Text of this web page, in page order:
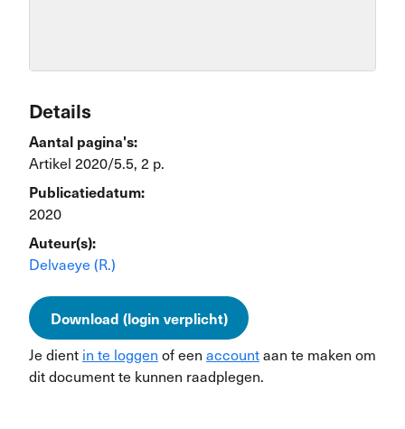
Details
Aantal pagina's:
Artikel 2020/5.5, 2 p.
Publicatiedatum:
2020
Auteur(s):
Delvaeye (R.)
Download (login verplicht)
Je dient in te loggen of een accountaan te maken om
dit document te kunnen raadplegen.